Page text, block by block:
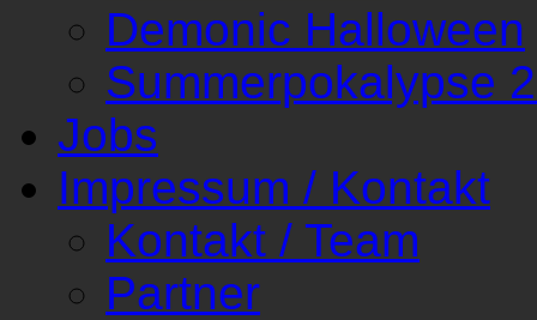
Demonic Halloween
Summerpokalypse
Jobs
Impressum / Kontakt
Kontakt / Team
Partner